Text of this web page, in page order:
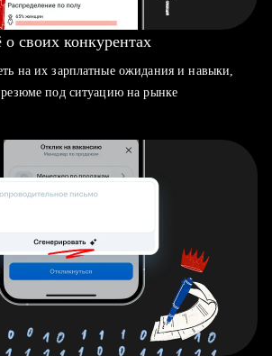
о своих конкурентах
на их зарплатные ожидания и навыки,
резюме под ситуацию на рынке